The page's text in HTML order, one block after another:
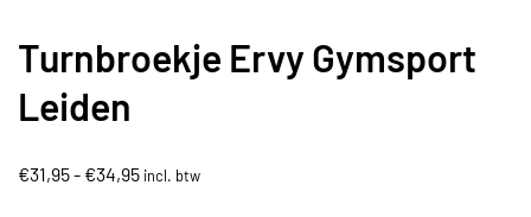
Turnbroekje Ervy Gymsport
Leiden
€31,95- €34,95Prijsklasse:
incl. btw